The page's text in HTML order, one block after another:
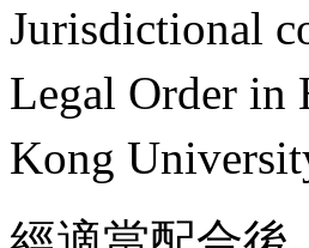
Jurisdictional
Legal Order in
Kong